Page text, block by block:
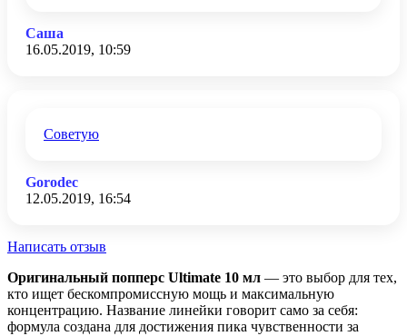
Саша
16.05.2019, 10:59
Советую
Gorodec
12.05.2019, 16:54
Написать отзыв
Оригинальный попперс Ultimate 10 мл — это выбор для тех,
кто ищет бескомпромиссную мощь и максимальную
концентрацию. Название линейки говорит само за себя:
формула создана для достижения пика чувственности за